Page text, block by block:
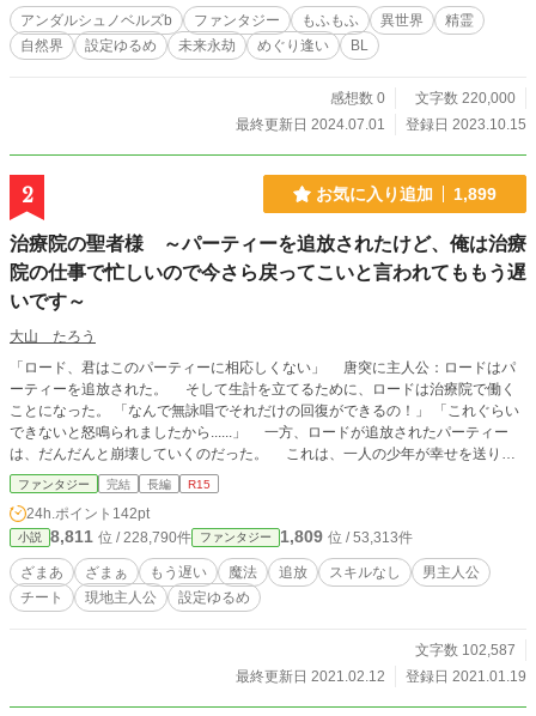
結果2773作品中／414位★応援ありがとうございました★
アンダルシュノベルズb ファンタジー もふもふ 異世界
精霊
自然界
設定ゆるめ 未来永劫 めぐり逢い BL
感想数 0
文字数 220,000
最終更新日 2024.07.01
登録日 2023.10.15
2 お気に入り追加 1,899
治療院の聖者様 ～パーティーを追放されたけど、俺は治療
院の仕事で忙しいので今さら戻ってこいと言われてももう遅
いです～
大山 たろう
「ロード、君はこのパーティーに相応しくない」 唐突に主人公：ロードはパ
ーティーを追放された。 そして生計を立てるために、ロードは治療院で働く
ことになった。 「なんで無詠唱でそれだけの回復ができるの！」 「これぐらい
できないと怒鳴られましたから......」 一方、ロードが追放されたパーティー
は、だんだんと崩壊していくのだった。 これは、一人の少年が幸せを送り、
幸せを探す話である。 ※小説家になろう様でも連載しております。 ２０２１/０
２/１２日、完結しました。
ファンタジー 完結 長編 R15
24h.ポイント 142pt
小説 8,811 位 / 228,790件 ファンタジー 1,809 位 / 53,313件
ざまあ ざまぁ もう遅い 魔法 追放 スキルなし
男主人公
チート
現地主人公 設定ゆるめ
文字数 102,587
最終更新日 2021.02.12
登録日 2021.01.19